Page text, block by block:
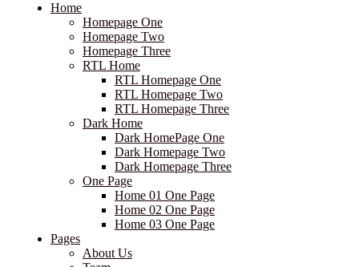
Home
Homepage One
Homepage Two
Homepage Three
RTL Home
RTL Homepage One
RTL Homepage Two
RTL Homepage Three
Dark Home
Dark HomePage One
Dark Homepage Two
Dark Homepage Three
One Page
Home 01 One Page
Home 02 One Page
Home 03 One Page
Pages
About Us